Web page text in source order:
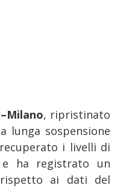
, ripristinato
lunga sospensione
i livelli di
e ha registrato un
ai dati del